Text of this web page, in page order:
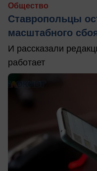
Общество
Ставропольцы
масштабного
И рассказали
работает